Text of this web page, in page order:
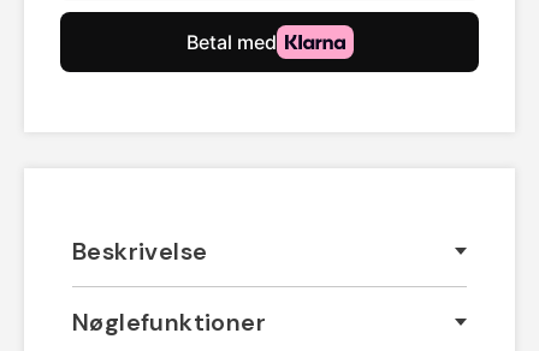
Beskrivelse
Nøglefunktioner